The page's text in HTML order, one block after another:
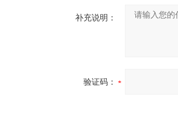
补充说明：
验证码：